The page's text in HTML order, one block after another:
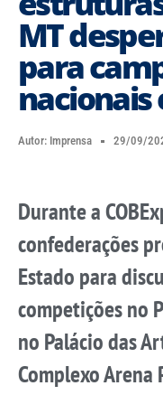
MT
para
Autor: Imprensa 29/09/
Durante a
confederações
Estado para
competições no
no Palácio das
Complexo Arena